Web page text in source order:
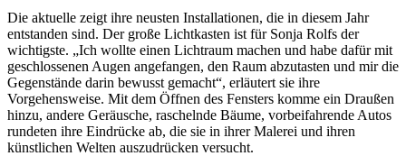
Die aktuelle zeigt ihre neusten Installationen, die in diesem Jahr
entstanden sind. Der große Lichtkasten ist für Sonja Rolfs der
wichtigste. „Ich wollte einen Lichtraum machen und habe dafür mit
geschlossenen Augen angefangen, den Raum abzutasten und mir die
Gegenstände darin bewusst gemacht“, erläutert sie ihre
Vorgehensweise. Mit dem Öffnen des Fensters komme ein Draußen
hinzu, andere Geräusche, raschelnde Bäume, vorbeifahrende Autos
rundeten ihre Eindrücke ab, die sie in ihrer Malerei und ihren
künstlichen Welten auszudrücken versucht.